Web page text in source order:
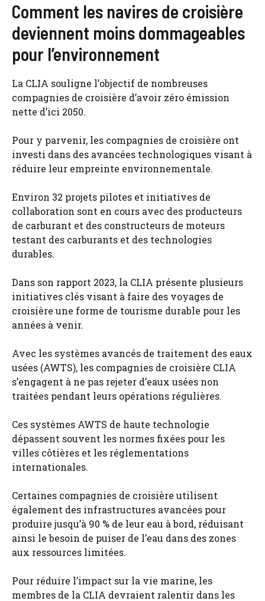
Comment les navires de croisière
deviennent moins dommageables
pour l’environnement
La CLIA souligne l’objectif de nombreuses
compagnies de croisière d’avoir zéro émission
nette d’ici 2050.
Pour y parvenir, les compagnies de croisière ont
investi dans des avancées technologiques visant à
réduire leur empreinte environnementale.
Environ 32 projets pilotes et initiatives de
collaboration sont en cours avec des producteurs
de carburant et des constructeurs de moteurs
testant des carburants et des technologies
durables.
Dans son rapport 2023, la CLIA présente plusieurs
initiatives clés visant à faire des voyages de
croisière une forme de tourisme durable pour les
années à venir.
Avec les systèmes avancés de traitement des eaux
usées (AWTS), les compagnies de croisière CLIA
s’engagent à ne pas rejeter d’eaux usées non
traitées pendant leurs opérations régulières.
Ces systèmes AWTS de haute technologie
dépassent souvent les normes fixées pour les
villes côtières et les réglementations
internationales.
Certaines compagnies de croisière utilisent
également des infrastructures avancées pour
produire jusqu’à 90 % de leur eau à bord, réduisant
ainsi le besoin de puiser de l’eau dans des zones
aux ressources limitées.
Pour réduire l’impact sur la vie marine, les
membres de la CLIA devraient ralentir dans les